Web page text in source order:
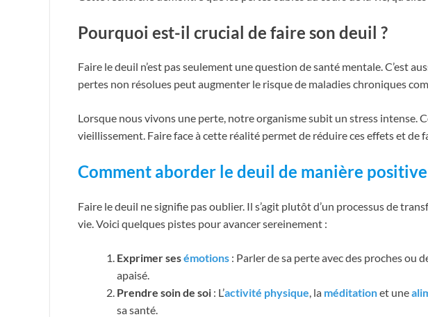
Pourquoi est-il crucial de faire son deuil ?
Faire le deuil n’est pas seulement une question de santé mentale. C’est
pertes non résolues peut augmenter le risque de maladies chroniques
Lorsque nous vivons une perte, notre organisme subit un stress intense.
vieillissement. Faire face à cette réalité permet de réduire ces effets et
Comment aborder le deuil de manière positive
Faire le deuil ne signifie pas oublier. Il s’agit plutôt d’un processus de
vie. Voici quelques pistes pour avancer sereinement :
Exprimer sesémotions : Parler de sa perte avec des proches ou
apaisé.
Prendre soin de soi : L’activité physique, la méditationet une
sa santé.